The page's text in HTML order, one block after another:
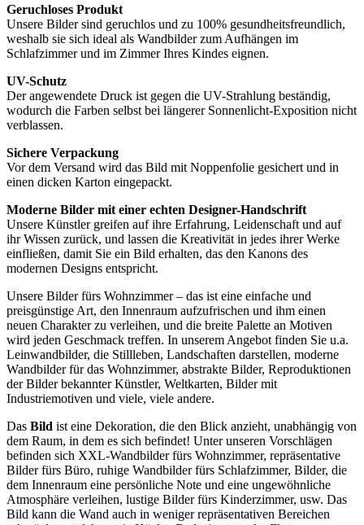
Geruchloses Produkt
Unsere Bilder sind geruchlos und zu 100% gesundheitsfreundlich,
weshalb sie sich ideal als Wandbilder zum Aufhängen im
Schlafzimmer und im Zimmer Ihres Kindes eignen.
UV-Schutz
Der angewendete Druck ist gegen die UV-Strahlung beständig,
wodurch die Farben selbst bei längerer Sonnenlicht-Exposition nicht
verblassen.
Sichere Verpackung
Vor dem Versand wird das Bild mit Noppenfolie gesichert und in
einen dicken Karton eingepackt.
Moderne Bilder mit einer echten Designer-Handschrift
Unsere Künstler greifen auf ihre Erfahrung, Leidenschaft und auf
ihr Wissen zurück, und lassen die Kreativität in jedes ihrer Werke
einfließen, damit Sie ein Bild erhalten, das den Kanons des
modernen Designs entspricht.
Unsere Bilder fürs Wohnzimmer – das ist eine einfache und
preisgünstige Art, den Innenraum aufzufrischen und ihm einen
neuen Charakter zu verleihen, und die breite Palette an Motiven
wird jeden Geschmack treffen. In unserem Angebot finden Sie u.a.
Leinwandbilder, die Stillleben, Landschaften darstellen, moderne
Wandbilder für das Wohnzimmer, abstrakte Bilder, Reproduktionen
der Bilder bekannter Künstler, Weltkarten, Bilder mit
Industriemotiven und viele, viele andere.
Das Bild ist eine Dekoration, die den Blick anzieht, unabhängig von
dem Raum, in dem es sich befindet! Unter unseren Vorschlägen
befinden sich XXL-Wandbilder fürs Wohnzimmer, repräsentative
Bilder fürs Büro, ruhige Wandbilder fürs Schlafzimmer, Bilder, die
dem Innenraum eine persönliche Note und eine ungewöhnliche
Atmosphäre verleihen, lustige Bilder fürs Kinderzimmer, usw. Das
Bild kann die Wand auch in weniger repräsentativen Bereichen